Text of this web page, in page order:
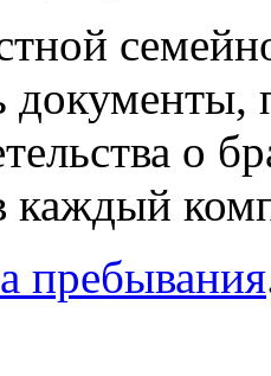
о
пребывания